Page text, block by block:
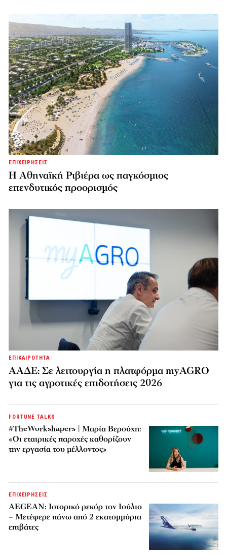
ΕΠΙΧΕΙΡΗΣΕΙΣ
Η Αθηναϊκή Ριβιέρα ως παγκόσμιος
επενδυτικός προορισμός
ΕΠΙΚΑΙΡΟΤΗΤΑ
ΑΑΔΕ: Σε λειτουργία η πλατφόρμα myAGRO
για τις αγροτικές επιδοτήσεις 2026
FORTUNE TALKS
#TheWorkshapers | Μαρία Βερούχη:
«Οι εταιρικές παροχές καθορίζουν
την εργασία του μέλλοντος»
ΕΠΙΧΕΙΡΗΣΕΙΣ
AEGEAN: Ιστορικό ρεκόρ τον Ιούλιο
– Μετέφερε πάνω από 2 εκατομμύρια
επιβάτες